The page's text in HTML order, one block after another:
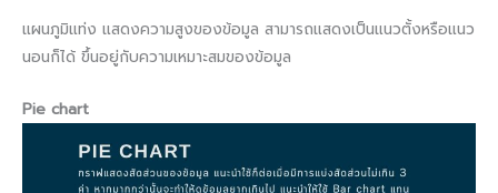
แผนภูมิแท่ง แสดงความสูงของข้อมูล สามารถแสดงเป็นแนวตั้งหรือแนว
นอนก็ได้ ขึ้นอยู่กับความเหมาะสมของข้อมูล
Pie chart